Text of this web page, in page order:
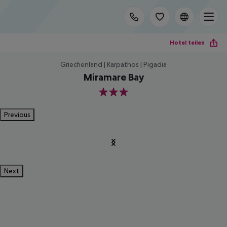
Hotel teilen
Griechenland | Karpathos | Pigadia
Miramare Bay
3
Previous
Next